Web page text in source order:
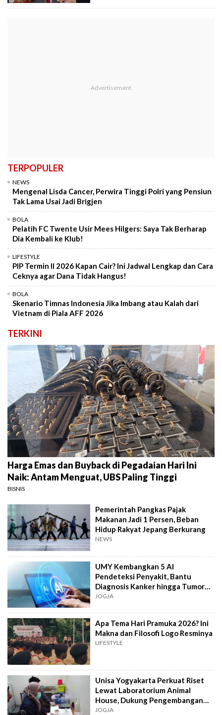
TERPOPULER
NEWS
Mengenal Lisda Cancer, Perwira Tinggi Polri yang Pensiun
Tak Lama Usai Jadi Brigjen
BOLA
Pelatih FC Twente Usir Mees Hilgers: Saya Tak Berharap
Dia Kembali ke Klub!
LIFESTYLE
PIP Termin II 2026 Kapan Cair? Ini Jadwal Lengkap dan Cara
Ceknya agar Dana Tidak Hangus!
BOLA
Skenario Timnas Indonesia Jika Imbang atau Kalah dari
Vietnam di Piala AFF 2026
TERKINI
Harga Emas dan Buyback di Pegadaian Hari Ini
Naik: Antam Menguat, UBS Paling Tinggi
BISNIS
Pemerintah Pangkas Pajak
Makanan Jadi 1 Persen, Beban
Hidup Rakyat Jepang Berkurang
NEWS
UMY Kembangkan 5 AI
Pendeteksi Penyakit, Bantu
Diagnosis Kanker hingga Tumor
Otak Lebih Cepat
JOGJA
Apa Tema Hari Pramuka 2026? Ini
Makna dan Filosofi Logo Resminya
LIFESTYLE
Unisa Yogyakarta Perkuat Riset
Lewat Laboratorium Animal
House, Dukung Pengembangan
Kandidat Obat
JOGJA